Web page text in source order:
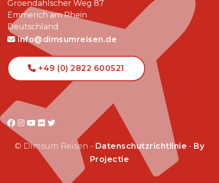
Groendahlscher Weg 87
Emmerich am Rhein
Deutschland
info@dimsumreisen.de
+49 (0) 2822 600521
© Dimsum Reisen - Datenschutzrichtlinie - By
Projectie